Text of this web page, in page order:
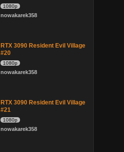
1080p
nowakarek358
RTX 3090 Resident Evil Village
#20
1080p
nowakarek358
RTX 3090 Resident Evil Village
#21
1080p
nowakarek358